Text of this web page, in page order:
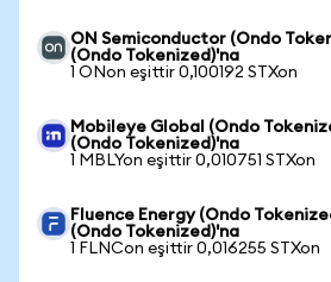
ON Semiconductor (Ondo
(Ondo Tokenized)'na
1 ONon eşittir 0,100192 STXon
Mobileye Global (Ondo
(Ondo Tokenized)'na
1 MBLYon eşittir 0,010751 STXon
Fluence Energy (Ondo
(Ondo Tokenized)'na
1 FLNCon eşittir 0,016255 STXon